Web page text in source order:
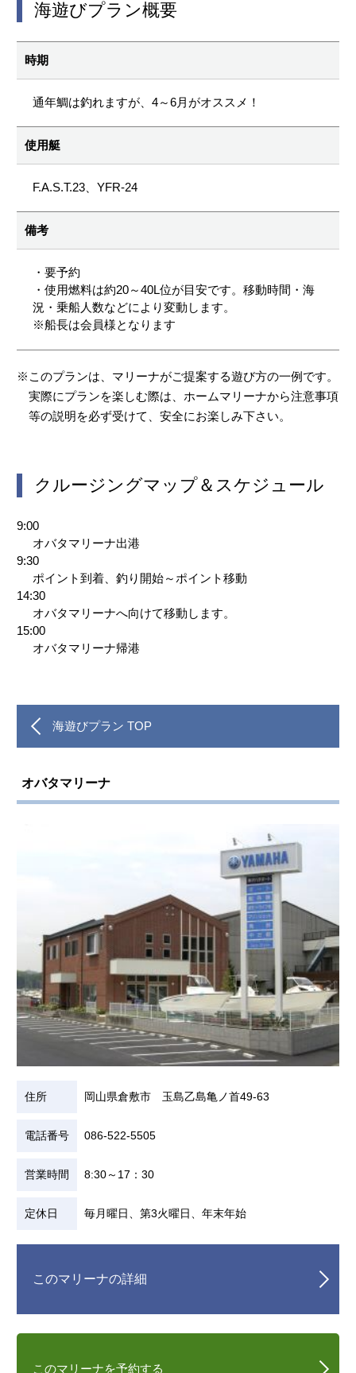
海遊びプラン概要
時期
通年鯛は釣れますが、4～6月がオススメ！
使用艇
F.A.S.T.23、YFR-24
備考
・要予約
・使用燃料は約20～40L位が目安です。移動時間・海
況・乗船人数などにより変動します。
※船長は会員様となります
※このプランは、マリーナがご提案する遊び方の一例です。
実際にプランを楽しむ際は、ホームマリーナから注意事項
等の説明を必ず受けて、安全にお楽しみ下さい。
クルージングマップ＆スケジュール
9:00
オバタマリーナ出港
9:30
ポイント到着、釣り開始～ポイント移動
14:30
オバタマリーナへ向けて移動します。
15:00
オバタマリーナ帰港
海遊びプラン TOP
オバタマリーナ
住所 岡山県倉敷市 玉島乙島亀ノ首49-63
電話番号 086-522-5505
営業時間 8:30～17：30
定休日 毎月曜日、第3火曜日、年末年始
このマリーナの詳細
このマリーナを予約する